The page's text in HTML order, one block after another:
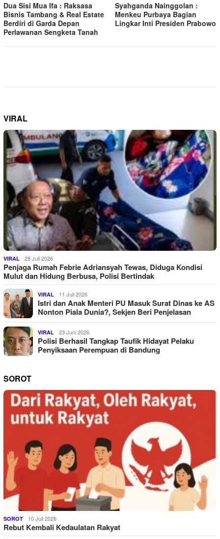
Dua Sisi Mua Ifa : Raksasa
Bisnis Tambang & Real Estate
Berdiri di Garda Depan
Perlawanan Sengketa Tanah
Syahganda Nainggolan :
Menkeu Purbaya Bagian
Lingkar Inti Presiden Prabowo
VIRAL
VIRAL 28 Juli 2026
Penjaga Rumah Febrie Adriansyah Tewas, Diduga Kondisi
Mulut dan Hidung Berbusa, Polisi Bertindak
VIRAL 11 Juli 2026
Istri dan Anak Menteri PU Masuk Surat Dinas ke AS
Nonton Piala Dunia?, Sekjen Beri Penjelasan
VIRAL 23 Juni 2026
Polisi Berhasil Tangkap Taufik Hidayat Pelaku
Penyiksaan Perempuan di Bandung
SOROT
SOROT 10 Juli 2026
Rebut Kembali Kedaulatan Rakyat